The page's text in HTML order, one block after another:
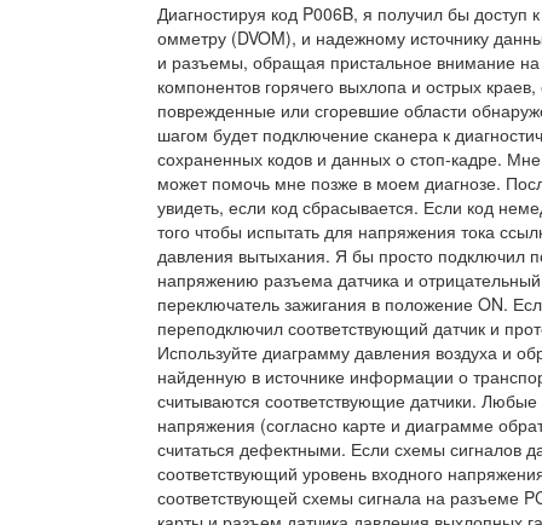
Диагностируя код P006B, я получил бы доступ
омметру (DVOM), и надежному источнику
и разъемы, обращая пристальное внимание
компонентов горячего выхлопа и острых
поврежденные или сгоревшие области
шагом будет подключение сканера к
сохраненных кодов и данных о стоп-кадре.
может помочь мне позже в моем диагнозе.
увидеть, если код сбрасывается. Если код
того чтобы испытать для напряжения тока
давления вытыхания. Я бы просто подключил
напряжению разъема датчика и
переключатель зажигания в положение ON.
переподключил соответствующий датчик и
Используйте диаграмму давления воздуха и
найденную в источнике информации о
считываются соответствующие датчики.
напряжения (согласно карте и диаграмме
считаться дефектными. Если схемы сигналов
соответствующий уровень входного
соответствующей схемы сигнала на разъеме